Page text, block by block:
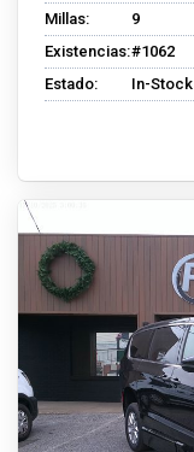
Millas:
9
Existencias:#1062
Estado:
In-Stock